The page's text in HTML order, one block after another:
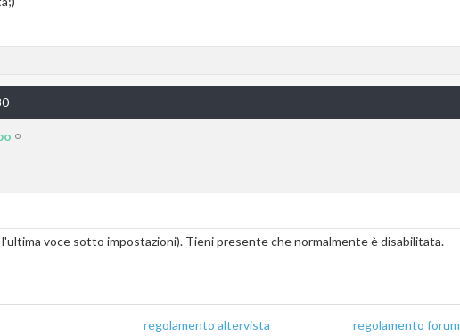
voce sotto impostazioni). Tieni presente che normalmente è disabilitata.
regolamento altervista regolamento forum